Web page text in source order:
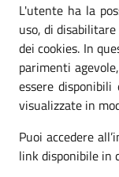
L'utente ha la
uso, di
dei cookies. In
parimenti
essere
visualizzate in
Puoi accedere
link disponibile in